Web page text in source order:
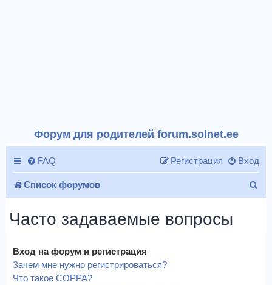
Форум для родителей forum.solnet.ee
FAQ Вход
Регистрация
Список форумов
Часто задаваемые вопросы
Вход на форум и регистрация
Зачем мне нужно регистрироваться?
Что такое COPPA?